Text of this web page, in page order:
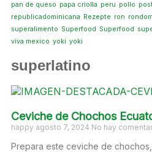
pan de queso papa criolla peru pollo
republicadominicana Rezepte ron
superalimento Superfood Superfood
viva mexico yoki yoki
superlatino
Ceviche de Chochos
happy agosto 7, 2024 No hay
Prepara este ceviche de